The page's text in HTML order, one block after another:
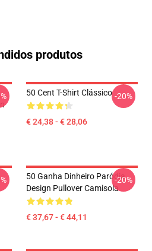
produtos
50 Cent T-Shirt Clássico
€ 24,38 - € 28,06
-20%
50 Ganha Dinheiro Paródia
Design Pullover Camisola
€ 37,67 - € 44,11
-20%